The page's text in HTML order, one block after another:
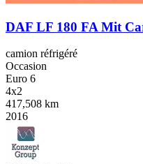
DAF LF 180 FA Mit
camion réfrigéré
Occasion
Euro 6
4x2
417,508 km
2016